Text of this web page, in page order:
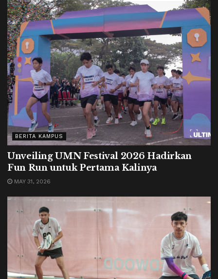
BERITA KAMPUS
Unveiling UMN Festival 2026 Hadirkan
Fun Run untuk Pertama Kalinya
MAY 31, 2026